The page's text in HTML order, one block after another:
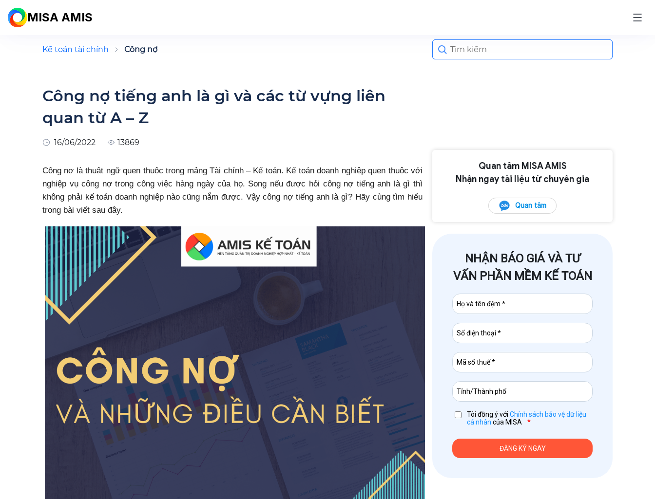
MISA AMIS
Kế toán tài chính Công nợ
Search
for:
Công nợ tiếng anh là gì và các từ vựng liên
quan từ A – Z
16/06/2022 13869
Công nợ là thuật ngữ quen thuộc trong mảng Tài chính – Kế toán. Kế toán doanh nghiệp quen thuộc với
nghiệp vụ công nợ trong công việc hàng ngày của họ. Song nếu được hỏi công nợ tiếng anh là gì thì
không phải kế toán doanh nghiệp nào cũng nắm được. Vậy công nợ tiếng anh là gì? Hãy cùng tìm hiểu
trong bài viết sau đây.
Quan tâm MISA AMIS
Nhận ngay tài liệu từ chuyên gia
Quan tâm
NHẬN BÁO GIÁ VÀ TƯ
VẤN PHẦN MỀM KẾ TOÁN
Tôi đồng ý với Chính sách bảo vệ dữ liệu
cá nhân của MISA *